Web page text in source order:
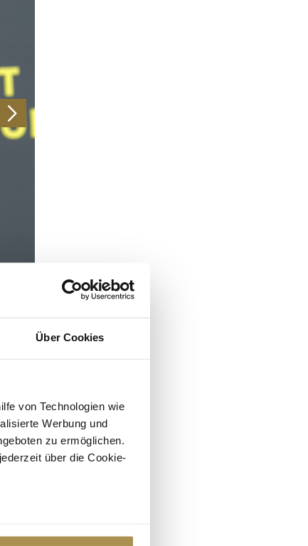
Über Cookies
von Technologien wie
Werbung und
zu ermöglichen.
über die Cookie-